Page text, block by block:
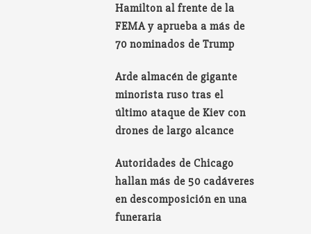
Hamilton al frente de la
FEMA y aprueba a más de
70 nominados de Trump
Arde almacén de gigante
minorista ruso tras el
último ataque de Kiev con
drones de largo alcance
Autoridades de Chicago
hallan más de 50 cadáveres
en descomposición en una
funeraria